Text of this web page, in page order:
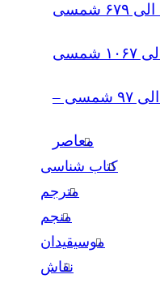
معاصر
کتاب شناسی
مترجم
منجم
موسیقیدان
نقاش